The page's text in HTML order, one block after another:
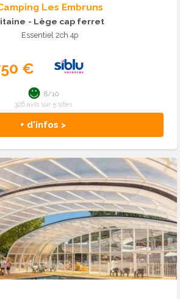
Les Embruns
- Lège cap ferret
Essentiel 2ch 4p
€
+ d'infos >
8/10
326 avis sur 5 sites